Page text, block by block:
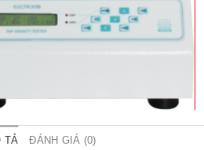
TẢ ĐÁNH GIÁ (0)